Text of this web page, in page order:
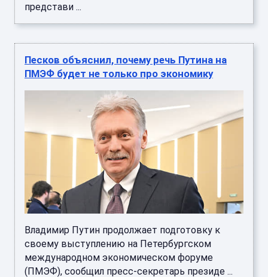
представи ...
Песков объяснил, почему речь Путина на
ПМЭФ будет не только про экономику
Владимир Путин продолжает подготовку к
своему выступлению на Петербургском
международном экономическом форуме
(ПМЭФ), сообщил пресс-секретарь президе ...